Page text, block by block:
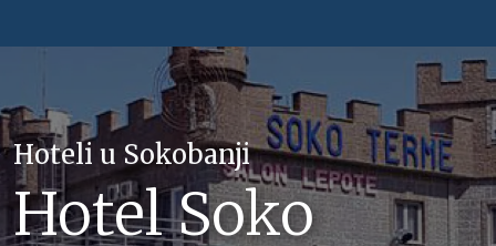
Hoteli u Sokobanji
Hotel Soko